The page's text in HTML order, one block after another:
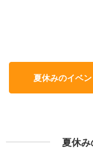
夏休みのイベ
夏休